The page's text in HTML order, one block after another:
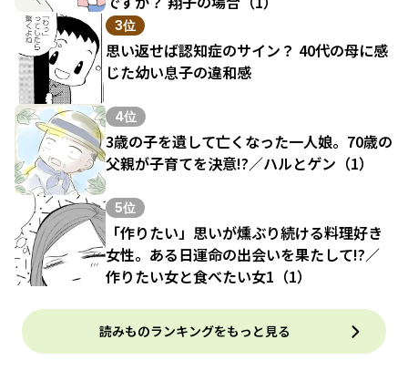
3位
思い返せば認知症のサイン？ 40代の母に感
じた幼い息子の違和感
4位
3歳の子を遺して亡くなった一人娘。70歳の
父親が子育てを決意!?／ハルとゲン（1）
5位
「作りたい」思いが燻ぶり続ける料理好き
女性。ある日運命の出会いを果たして!?／
作りたい女と食べたい女1（1）
読みものランキングをもっと見る